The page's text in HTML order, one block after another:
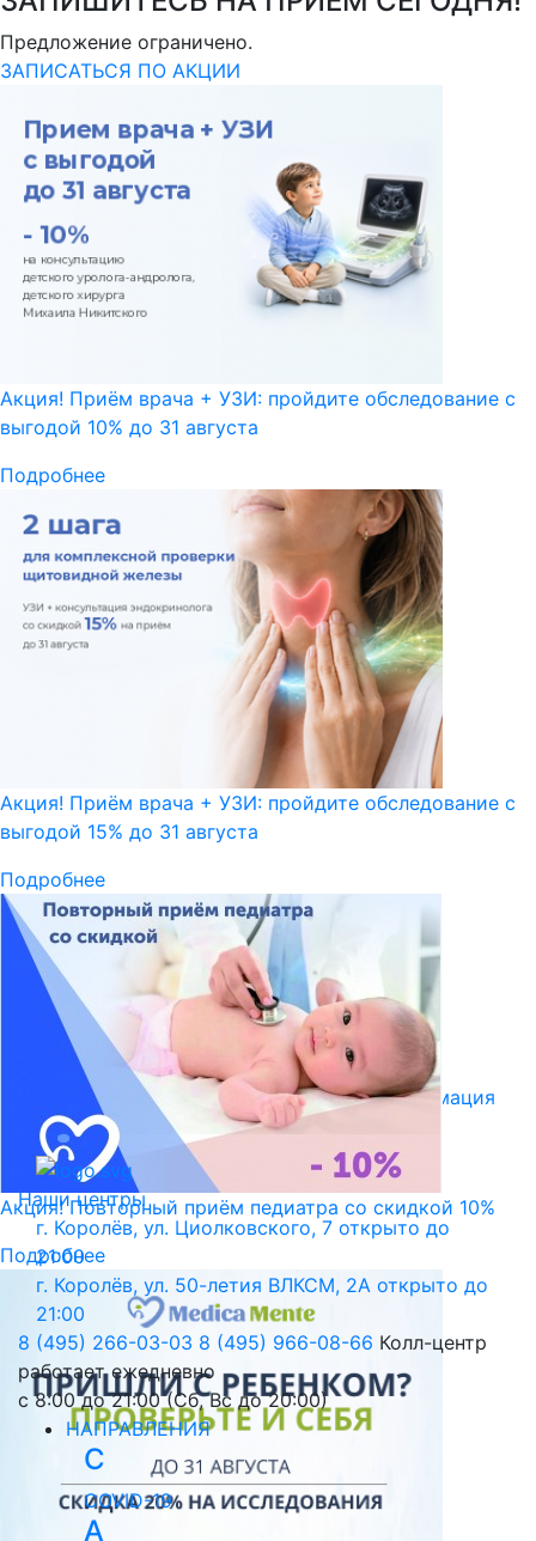
Предложение ограничено.
ЗАПИСАТЬСЯ ПО АКЦИИ
Акция! Приём врача + УЗИ: пройдите обследование с
выгодой 10% до 31 августа
Подробнее
Акция! Приём врача + УЗИ: пройдите обследование с
выгодой 15% до 31 августа
Подробнее
Акция! Повторный приём педиатра со скидкой 10%
Подробнее
Библиотека пациента
Правовая информация
Версия для слабовидящих
Наши центры
г. Королёв, ул. Циолковского, 7 открыто до
21:00
г. Королёв, ул. 50-летия ВЛКСМ, 2А открыто до
21:00
8 (495) 266-03-03 8 (495) 966-08-66 Колл-центр
работает ежедневно
с 8:00 до 21:00 (Сб, Вс до 20:00)
НАПРАВЛЕНИЯ
C
COVID-19
А